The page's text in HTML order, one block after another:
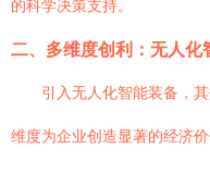
的科学决策支持。
二、多维度创利：无人化
引入无人化智能装备，
维度为企业创造显著的经济价